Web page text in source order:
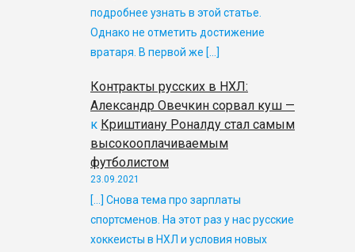
подробнее узнать в этой статье.
Однако не отметить достижение
вратаря. В первой же […]
Контракты русских в НХЛ:
Александр Овечкин сорвал куш —
к Криштиану Роналду стал самым
высокооплачиваемым
футболистом
23.09.2021
[…] Снова тема про зарплаты
спортсменов. На этот раз у нас русские
хоккеисты в НХЛ и условия новых